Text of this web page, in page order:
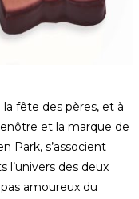
fête des pères, et à
et la marque de
Park, s’associent
l’univers des deux
amoureux du